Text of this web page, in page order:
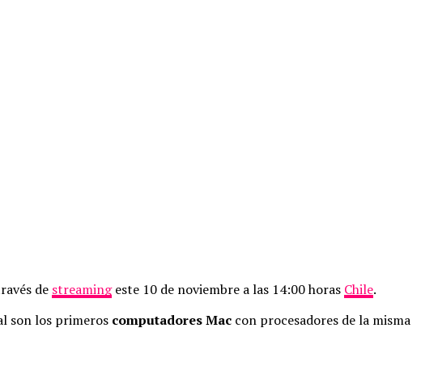
de streamingeste 10 de noviembre a las 14:00 horas Chile.
son los primeros computadores Mac con procesadores de la misma